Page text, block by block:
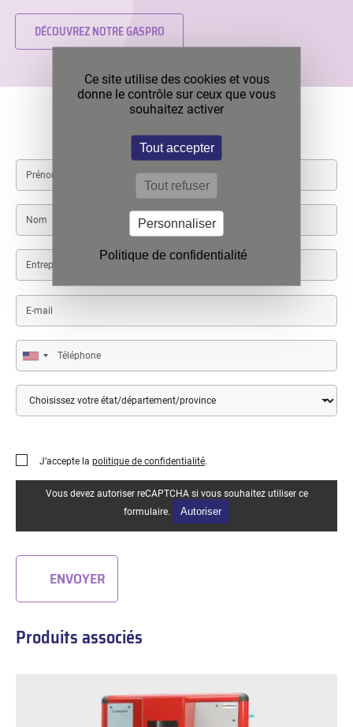
DÉCOUVREZ NOTRE GASPRO
Contactez-nous
First
name
name
Organisation
E-
mail
Département
J’accepte la politique de confidentialité.
Vous devez autoriser reCAPTCHA si vous souhaitez utiliser ce
formulaire.
Autoriser
ENVOYER
Produits associés
Ce site utilise des cookies et vous
donne le contrôle sur ceux que vous
souhaitez activer
Tout accepter
Tout refuser
Personnaliser
Politique de confidentialité